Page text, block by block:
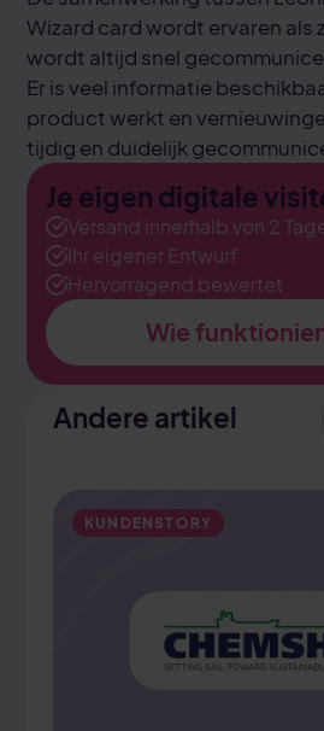
Wizard card wordt ervaren als
wordt altijd snel
Er is veel informatie
product werkt en
tijdig en duidelijk
Je eigen digitale
Versand innerhalb von 2
Ihr eigener Entwurf
Hervorragend bewertet
Wie
Andere artikel
KUNDENSTORY